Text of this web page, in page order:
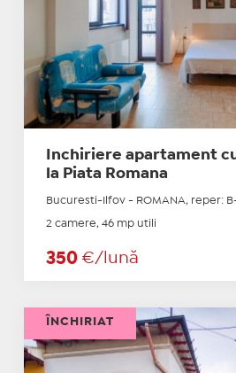
Inchiriere apartament
la Piata Romana
Bucuresti-Ilfov - ROMANA, reper:
2 camere, 46 mp utili
350 €/lună
ÎNCHIRIAT